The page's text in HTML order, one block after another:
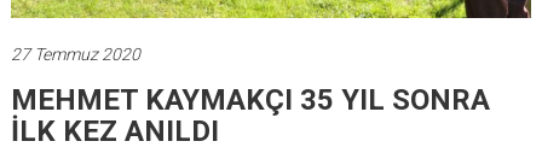
27 Temmuz 2020
MEHMET KAYMAKÇI 35 YIL SONRA
İLK KEZ ANILDI